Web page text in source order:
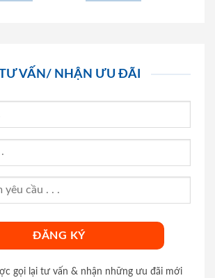
VẤN/ NHẬN ƯU ĐÃI
gọi lại tư vấn & nhận những ưu đãi mới